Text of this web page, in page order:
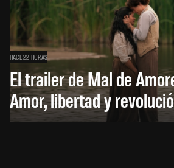
HACE 22 HORAS
El trailer de Mal de
Amor, libertad y